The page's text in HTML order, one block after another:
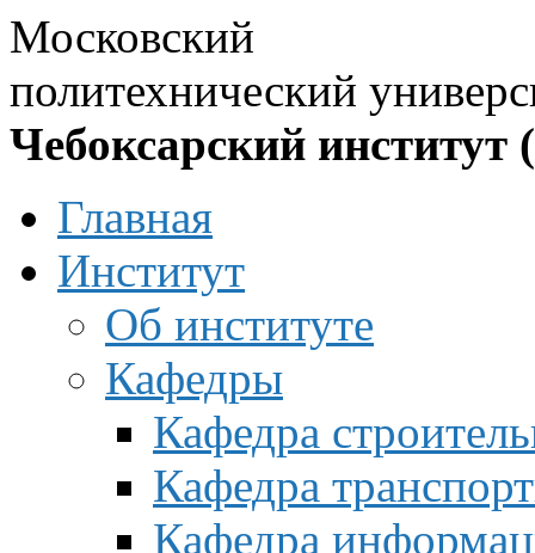
Московский
политехнический
Чебоксарский институт
Главная
Институт
Об институте
Кафедры
Кафедра
Кафедра
Кафедра